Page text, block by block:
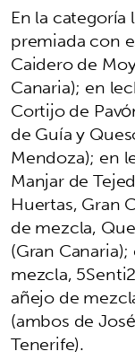
En la
premiada con
Caidero de
Canaria); en
Cortijo de
de Guía y
Mendoza); en
Manjar de
Huertas, Gran
de mezcla,
(Gran
mezcla,
añejo de
(ambos de
Tenerife).